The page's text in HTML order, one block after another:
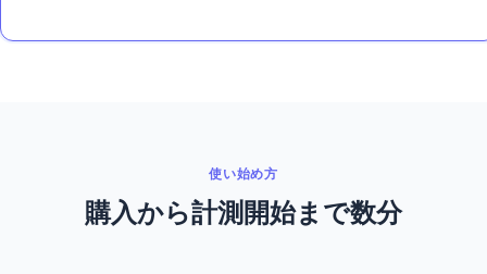
使い始め方
購入から計測開始まで数分